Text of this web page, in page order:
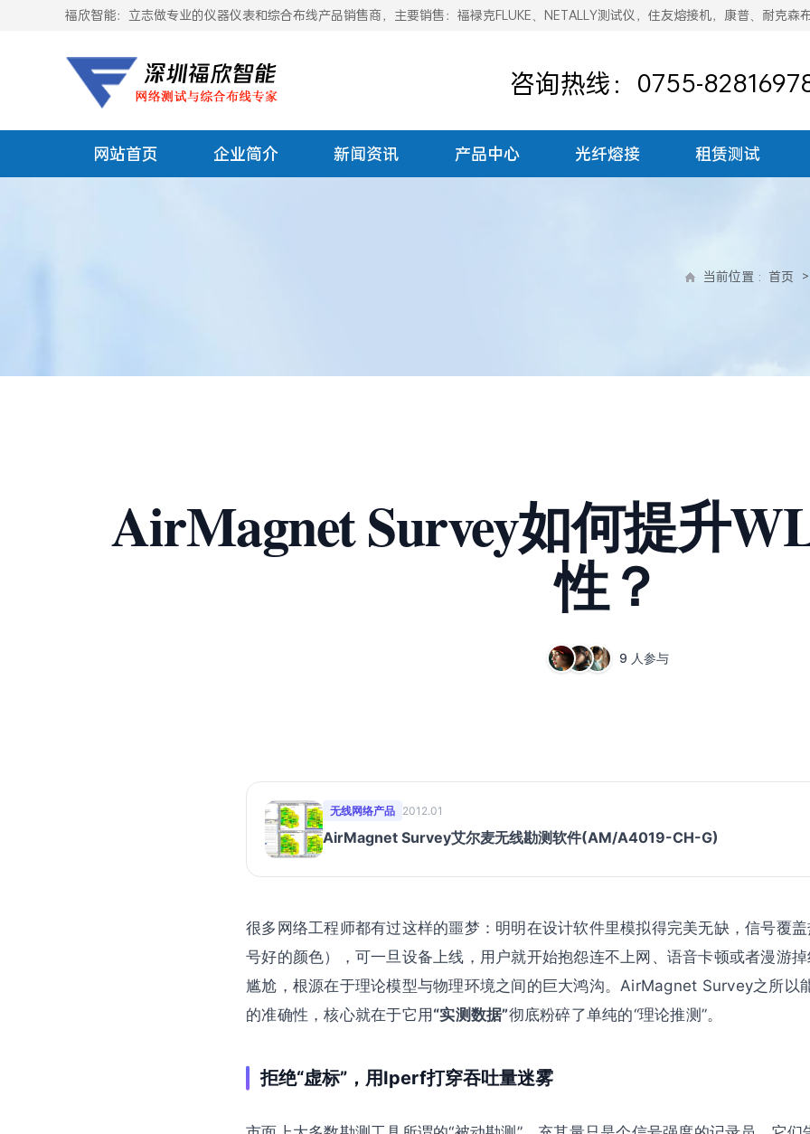
福欣智能：立志做专业的仪器仪表和综合布线产品销售商，主要销售：福禄克FLUKE、NETALLY测试仪，住友熔接机，康普、耐克森布
咨询热线：0755-
网站首页 企业简介 新闻资讯 产品中心 光纤熔接 租赁测试
当前位置 : 首页 >
AirMagnet Survey如何提升
性？
9 人参与
无线网络产品 2012.01
AirMagnet Survey艾尔麦无线勘测软件(AM/A4019-CH-G)
很多网络工程师都有过这样的噩梦：明明在设计软件里模拟得完美无缺，信号覆
号好的颜色），可一旦设备上线，用户就开始抱怨连不上网、语音卡顿或者漫游掉
尴尬，根源在于理论模型与物理环境之间的巨大鸿沟。AirMagnet Survey之所以
的准确性，核心就在于它用 “实测数据”彻底粉碎了单纯的“理论推测”。
拒绝“虚标”，用Iperf打穿吞吐量迷雾